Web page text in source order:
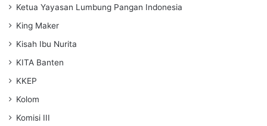
Ketua Yayasan Lumbung Pangan Indonesia
King Maker
Kisah Ibu Nurita
KITA Banten
KKEP
Kolom
Komisi III